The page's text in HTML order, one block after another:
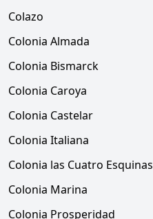
Colazo
Colonia Almada
Colonia Bismarck
Colonia Caroya
Colonia Castelar
Colonia Italiana
Colonia las Cuatro Esquinas
Colonia Marina
Colonia Prosperidad